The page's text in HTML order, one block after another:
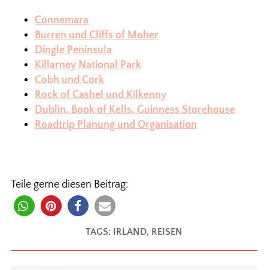
Connemara
Burren und Cliffs of Moher
Dingle Peninsula
Killarney National Park
Cobh und Cork
Rock of Cashel und Kilkenny
Dublin, Book of Kells, Guinness Storehouse
Roadtrip Planung und Organisation
Teile gerne diesen Beitrag:
TAGS: IRLAND, REISEN